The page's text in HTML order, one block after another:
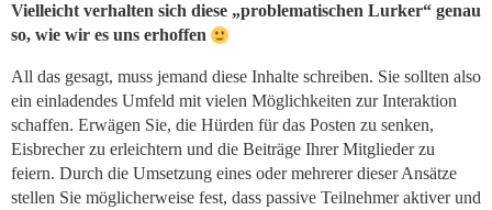
Vielleicht verhalten sich diese „problematischen Lurker“ genau
so, wie wir es uns erhoffen
All das gesagt, muss jemand diese Inhalte schreiben. Sie sollten also
ein einladendes Umfeld mit vielen Möglichkeiten zur Interaktion
schaffen. Erwägen Sie, die Hürden für das Posten zu senken,
Eisbrecher zu erleichtern und die Beiträge Ihrer Mitglieder zu
feiern. Durch die Umsetzung eines oder mehrerer dieser Ansätze
stellen Sie möglicherweise fest, dass passive Teilnehmer aktiver und